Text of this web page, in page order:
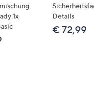
1x
Details
€ 72,99